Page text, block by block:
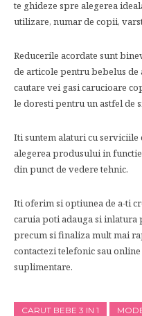
te ghideze spre alegerea
utilizare, numar de copii,
Reducerile acordate sunt
de articole pentru bebelus de
cautare vei gasi carucioare
le doresti pentru un astfel de
Iti suntem alaturi cu serviciile
alegerea produsului in
din punct de vedere tehnic.
Iti oferim si optiunea de a-ti
caruia poti adauga si
precum si finaliza mult mai
contactezi telefonic sau online
suplimentare.
CARUT BEBE 3 IN 1